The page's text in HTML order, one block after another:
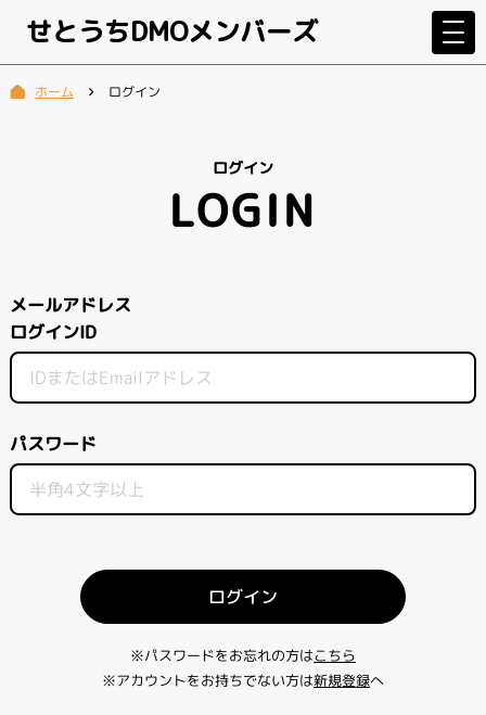
せとうちDMOメンバーズ
ホーム ログイン
ログイン
LOGIN
メールアドレス
ログインID
パスワード
ログイン
※パスワードをお忘れの方はこちら
※アカウントをお持ちでない方は新規登録へ